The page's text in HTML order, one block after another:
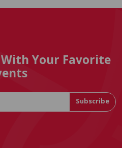
Your Favorite
Subscribe